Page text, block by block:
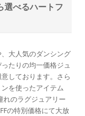
選べるハートフ
大人気のダンシング
たりの均一価格ジュ
しております。さら
を使ったアイテム
のラグジュアリー
の特別価格にて大放